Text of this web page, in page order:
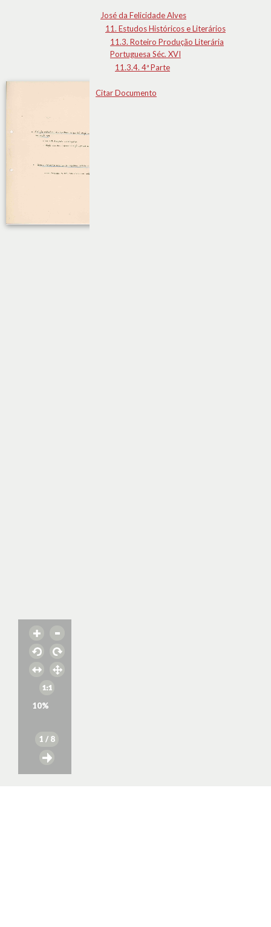
10%
1 / 8
José da Felicidade Alves
11. Estudos Históricos e Literários
11.3. Roteiro Produção Literária
Portuguesa Séc. XVI
11.3.4. 4ª Parte
Citar Documento